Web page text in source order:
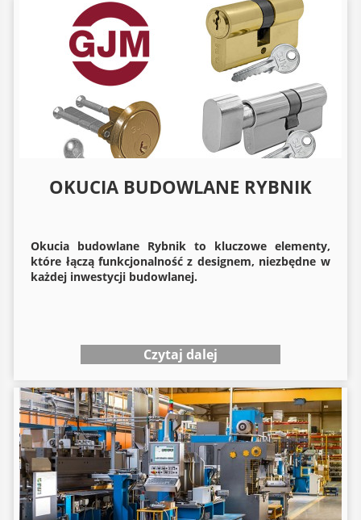
OKUCIA BUDOWLANE RYBNIK
Okucia budowlane Rybnik to kluczowe elementy,
które łączą funkcjonalność z designem, niezbędne w
każdej inwestycji budowlanej.
Czytaj dalej